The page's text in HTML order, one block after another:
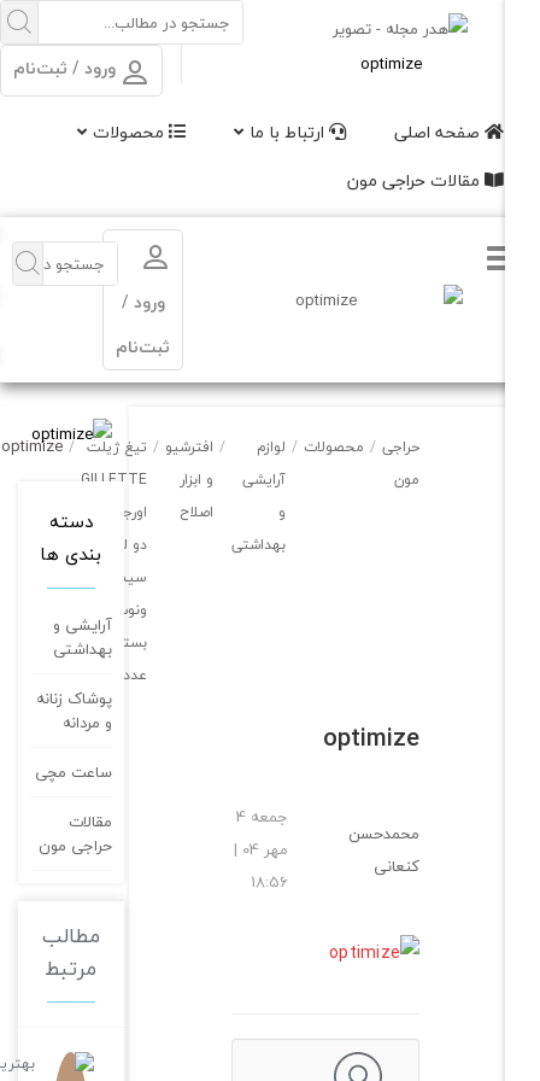
ورود / ثبت‌نام
صفحه اصلی ارتباط با ما
محصولات
مقالات حراجی مون
محصولات / لوازم
بهداشتی
/ افترشیو
و ابزار
/ تیغ ژیلت
GILLETTE
اورجینال
/
optimize
optimize
محمدحسن
دسته
بندی ها
آرایشی و
بهداشتی
پوشاک زنانه
ساعت مچی
حراجی مون
مطالب
بهترین